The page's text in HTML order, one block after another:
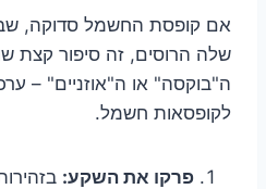
אם קופסת החשמל סדוקה,
שלה הרוסים, זה סיפור קצת
ה"בוקסה" או ה"אוזניים" –
לקופסאות חשמל.
פרקו את השקע: